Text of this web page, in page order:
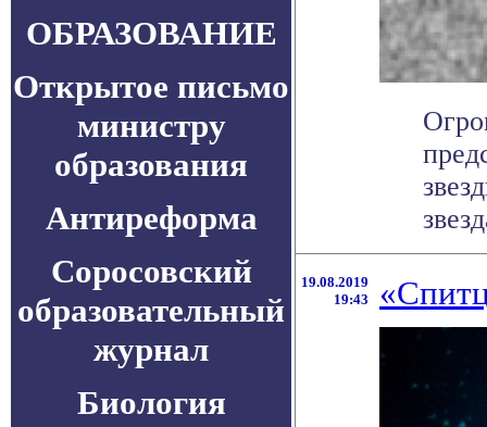
ОБРАЗОВАНИЕ
Открытое письмо
министру
образования
Антиреформа
Соросовский
образовательный
журнал
Биология
19.08.2019
19:43